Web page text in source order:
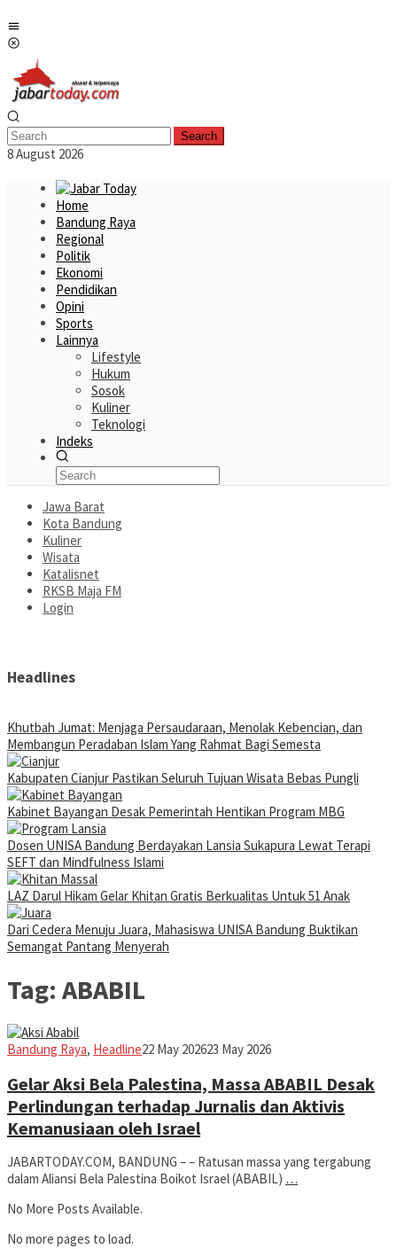
to
content
Search
8 August 2026
Home
Bandung Raya
Regional
Politik
Ekonomi
Pendidikan
Opini
Sports
Lainnya
Lifestyle
Hukum
Sosok
Kuliner
Teknologi
Indeks
Jawa Barat
Kota Bandung
Kuliner
Wisata
Katalisnet
RKSB Maja FM
Login
Headlines
Khutbah Jumat: Menjaga Persaudaraan, Menolak Kebencian, dan
Membangun Peradaban Islam Yang Rahmat Bagi Semesta
Kabupaten Cianjur Pastikan Seluruh Tujuan Wisata Bebas Pungli
Kabinet Bayangan Desak Pemerintah Hentikan Program MBG
Dosen UNISA Bandung Berdayakan Lansia Sukapura Lewat Terapi
SEFT dan Mindfulness Islami
LAZ Darul Hikam Gelar Khitan Gratis Berkualitas Untuk 51 Anak
Dari Cedera Menuju Juara, Mahasiswa UNISA Bandung Buktikan
Semangat Pantang Menyerah
Tag: ABABIL
Bandung Raya, HeadlineIman
22 May 202623 May 2026
Gelar Aksi Bela Palestina, Massa ABABIL Desak
Perlindungan terhadap Jurnalis dan Aktivis
Kemanusiaan oleh Israel
JABARTODAY.COM, BANDUNG – – Ratusan massa yang tergabung
dalam Aliansi Bela Palestina Boikot Israel (ABABIL) …
No More Posts Available.
No more pages to load.